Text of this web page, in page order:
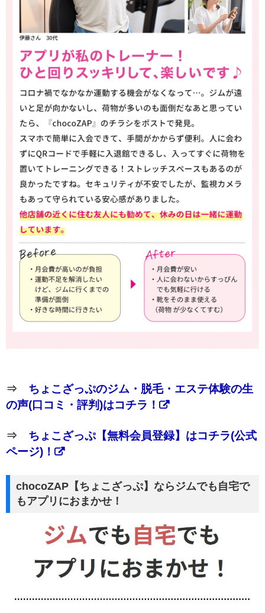
⇒ ちょこざっぷのジム・脱毛・エステ体験の生
の声(口コミ・評判)はコチラ！
⇒ ちょこざっぷ【無料会員登録】はコチラ(公式
ページ)！
chocoZAP【ちょこざっぷ】ならジムでも自宅で
もアプリにおまかせ！